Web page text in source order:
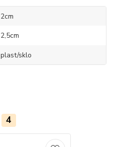
2cm
2,5cm
plast/sklo
4